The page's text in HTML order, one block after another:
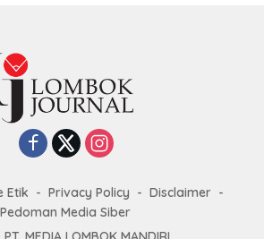
Etik Privacy Policy
Disclaimer
Pedoman Media Siber